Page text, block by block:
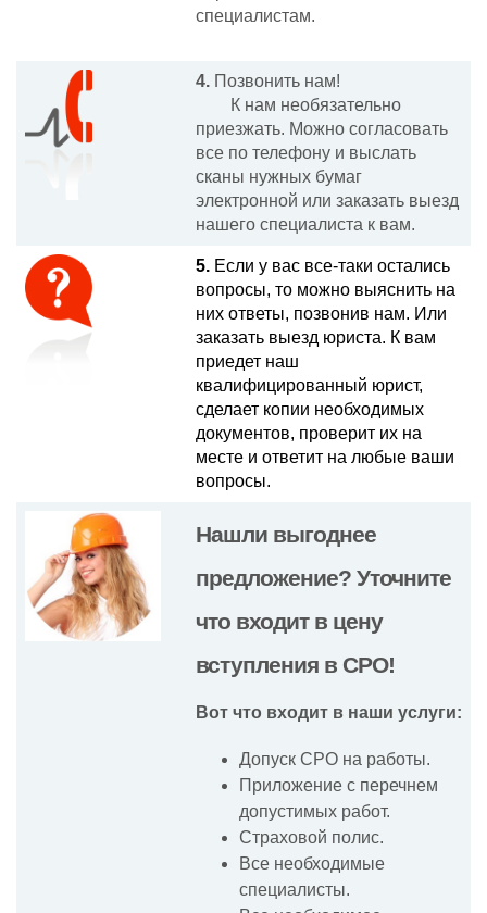
специалистам.
4. Позвонить нам!
К нам необязательно
приезжать. Можно согласовать
все по телефону и выслать
сканы нужных бумаг
электронной или заказать выезд
нашего специалиста к вам.
5. Если у вас все-таки остались
вопросы, то можно выяснить на
них ответы, позвонив нам. Или
заказать выезд юриста. К вам
приедет наш
квалифицированный юрист,
сделает копии необходимых
документов, проверит их на
месте и ответит на любые ваши
вопросы.
Нашли выгоднее
предложение? Уточните
что входит в цену
вступления в СРО!
Вот что входит в наши услуги:
Допуск СРО на работы.
Приложение с перечнем
допустимых работ.
Страховой полис.
Все необходимые
специалисты.